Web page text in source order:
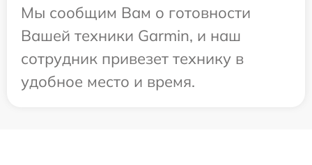
Мы сообщим Вам о готовности
Вашей техники Garmin, и наш
сотрудник привезет технику в
удобное место и время.